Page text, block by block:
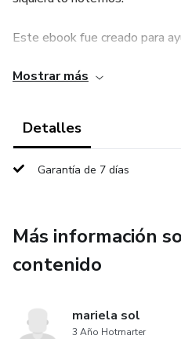
Este ebook fue creado para
Comprender qué es la
Reconocer que el cambio es
Mostrar más
Detalles
Garantía de 7 días
Más información
contenido
mariela sol
3 Año Hotmarter